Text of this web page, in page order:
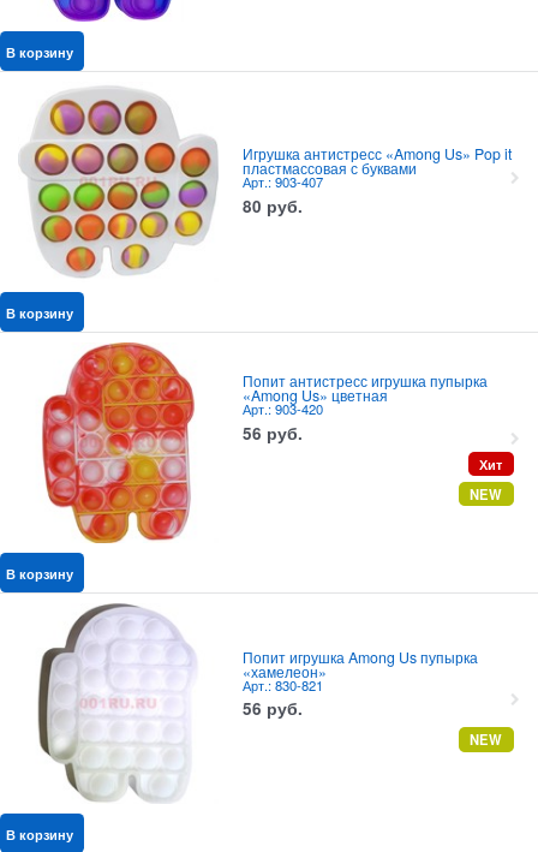
В корзину
Игрушка антистресс «Among Us» Pop it
пластмассовая с буквами
Арт.: 903-407
80 руб.
В корзину
Попит антистресс игрушка пупырка
«Among Us» цветная
Арт.: 903-420
56 руб.
Хит
NEW
В корзину
Попит игрушка Among Us пупырка
«хамелеон»
Арт.: 830-821
56 руб.
NEW
В корзину